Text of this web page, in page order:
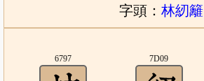
字頭： 林紉籬
6797 7D09